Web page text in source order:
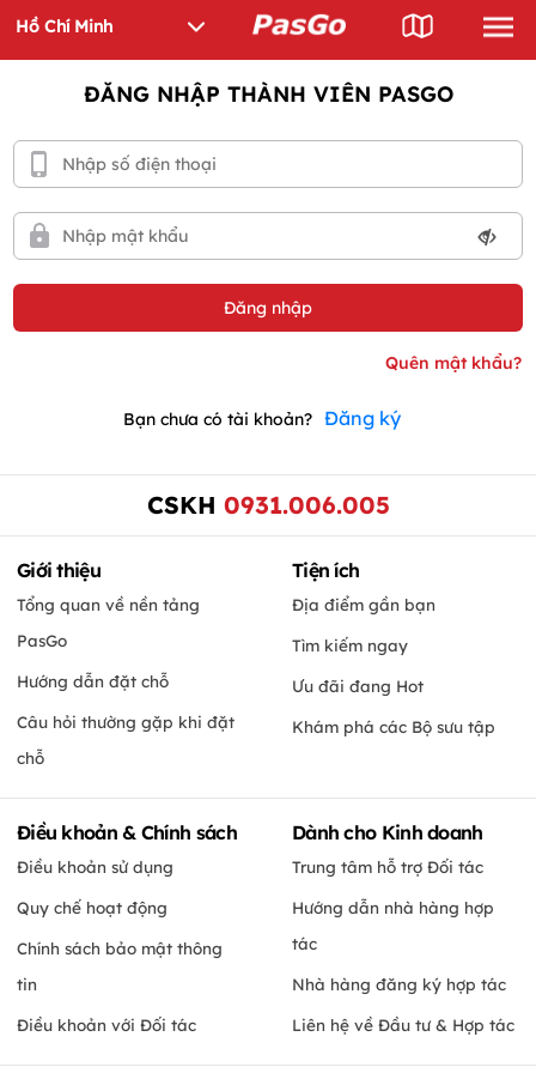
ĐĂNG NHẬP THÀNH VIÊN PASGO
Bạn chưa có tài khoản? Đăng ký
CSKH 0931.006.005
Giới thiệu
Tổng quan về nền tảng
PasGo
Hướng dẫn đặt chỗ
Câu hỏi thường gặp khi đặt
chỗ
Tiện ích
Địa điểm gần bạn
Tìm kiếm ngay
Ưu đãi đang Hot
Khám phá các Bộ sưu tập
Điều khoản & Chính sách
Điều khoản sử dụng
Quy chế hoạt động
Chính sách bảo mật thông
tin
Điều khoản với Đối tác
Dành cho Kinh doanh
Trung tâm hỗ trợ Đối tác
Hướng dẫn nhà hàng hợp
tác
Nhà hàng đăng ký hợp tác
Liên hệ về Đầu tư & Hợp tác